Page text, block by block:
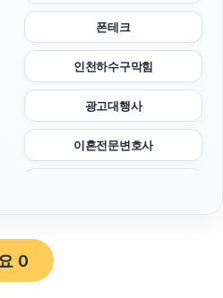
폰테크
인천하수구막힘
광고대행사
이혼전문변호사
0